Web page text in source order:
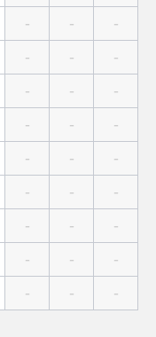
- - -
- - -
- - -
- - -
- - -
- - -
- - -
- - -
- - -